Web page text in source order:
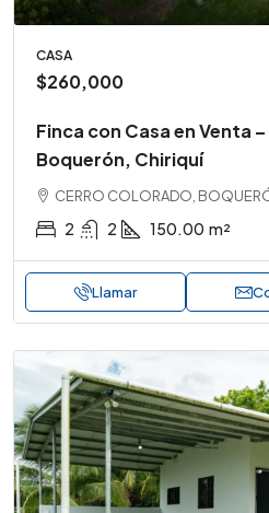
CASA
$260,000
Finca con Casa en Venta
Boquerón, Chiriquí
CERRO COLORADO,
2 2 150.00 m²
Llamar